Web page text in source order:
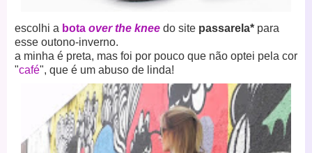
escolhi a bota over the knee do site passarela* para
esse outono-inverno.
a minha é preta, mas foi por pouco que não optei pela cor
"café", que é um abuso de linda!